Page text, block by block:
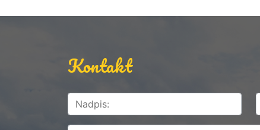
Kontakt